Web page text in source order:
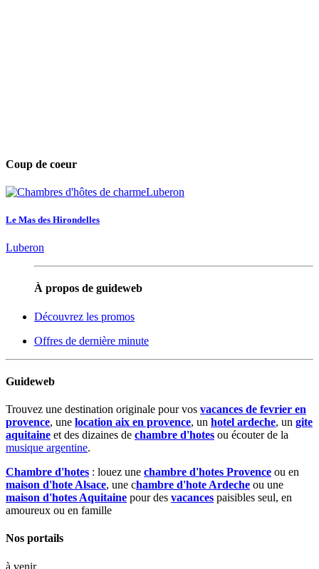
Coup de coeur
Le Mas des Hirondelles
Luberon
À propos de guideweb
Découvrez les promos
Offres de dernière minute
Guideweb
Trouvez une destination originale pour vos vacances de fevrier en
provence, une location aix en provence, un hotel ardeche, un gite
aquitaine et des dizaines de chambre d'hotes ou écouter de la
musique argentine.
Chambre d'hotes : louez une chambre d'hotes Provence ou en
maison d'hote Alsace, une chambre d'hote Ardeche ou une
maison d'hotes Aquitaine pour des vacances paisibles seul, en
amoureux ou en famille
Nos portails
à venir...